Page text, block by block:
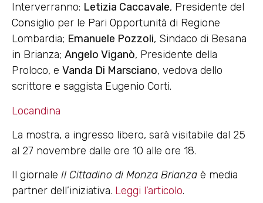
Interverranno: Letizia Caccavale, Presidente del
Consiglio per le Pari Opportunità di Regione
Lombardia; Emanuele Pozzoli, Sindaco di Besana
in Brianza; Angelo Viganò, Presidente della
Proloco, e Vanda Di Marsciano, vedova dello
scrittore e saggista Eugenio Corti.
Locandina
La mostra, a ingresso libero, sarà visitabile dal 25
al 27 novembre dalle ore 10 alle ore 18.
Il giornale Il Cittadino di Monza Brianza è media
partner dell’iniziativa. Leggi l’articolo.